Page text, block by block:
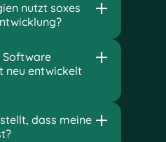
nutzt soxes
Software
neu entwickelt
dass meine